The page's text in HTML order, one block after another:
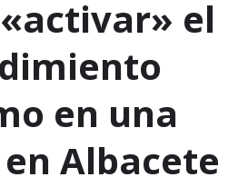
el
en una
Albacete